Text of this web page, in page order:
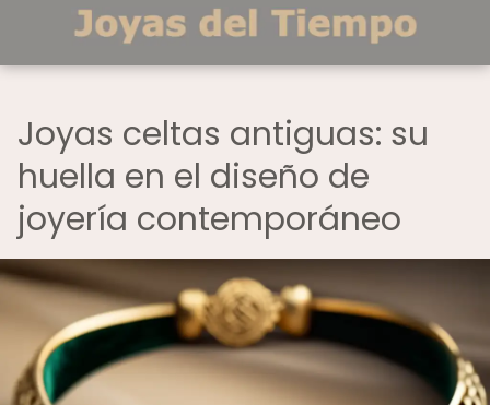
Joyas celtas antiguas: su
huella en el diseño de
joyería contemporáneo